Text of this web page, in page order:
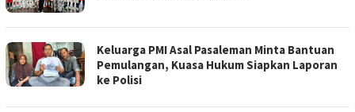
Keluarga PMI Asal Pasaleman Minta Bantuan
Pemulangan, Kuasa Hukum Siapkan Laporan
ke Polisi